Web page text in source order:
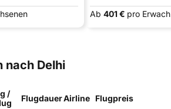
Ab 401 € pro
nach Delhi
/
FlugdauerAirline Flugpreis